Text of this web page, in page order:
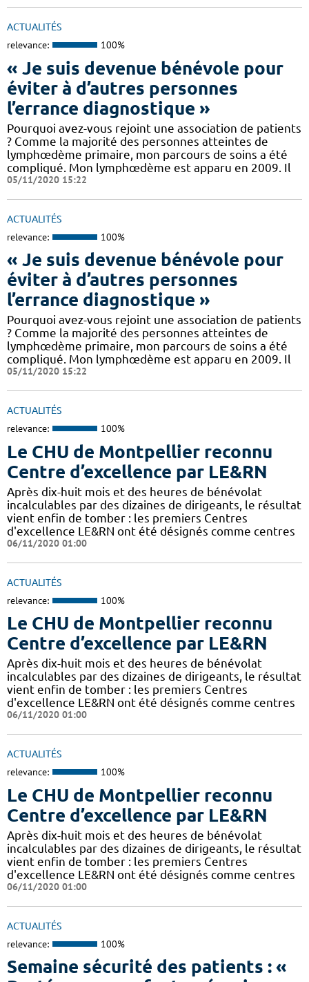
ACTUALITÉS
relevance: 100%
« Je suis devenue bénévole pour
éviter à d’autres personnes
l’errance diagnostique »
Pourquoi avez-vous rejoint une association de patients
? Comme la majorité des personnes atteintes de
lymphœdème primaire, mon parcours de soins a été
compliqué. Mon lymphœdème est apparu en 2009. Il
05/11/2020 15:22
ACTUALITÉS
relevance: 100%
« Je suis devenue bénévole pour
éviter à d’autres personnes
l’errance diagnostique »
Pourquoi avez-vous rejoint une association de patients
? Comme la majorité des personnes atteintes de
lymphœdème primaire, mon parcours de soins a été
compliqué. Mon lymphœdème est apparu en 2009. Il
05/11/2020 15:22
ACTUALITÉS
relevance: 100%
Le CHU de Montpellier reconnu
Centre d’excellence par LE&RN
Après dix-huit mois et des heures de bénévolat
incalculables par des dizaines de dirigeants, le résultat
vient enfin de tomber : les premiers Centres
d'excellence LE&RN ont été désignés comme centres
06/11/2020 01:00
ACTUALITÉS
relevance: 100%
Le CHU de Montpellier reconnu
Centre d’excellence par LE&RN
Après dix-huit mois et des heures de bénévolat
incalculables par des dizaines de dirigeants, le résultat
vient enfin de tomber : les premiers Centres
d'excellence LE&RN ont été désignés comme centres
06/11/2020 01:00
ACTUALITÉS
relevance: 100%
Le CHU de Montpellier reconnu
Centre d’excellence par LE&RN
Après dix-huit mois et des heures de bénévolat
incalculables par des dizaines de dirigeants, le résultat
vient enfin de tomber : les premiers Centres
d'excellence LE&RN ont été désignés comme centres
06/11/2020 01:00
ACTUALITÉS
relevance: 100%
Semaine sécurité des patients : «